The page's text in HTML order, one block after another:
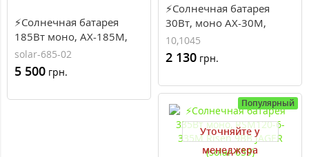
⚡Солнечная батарея
185Вт моно, AX-185M,
AXIOMA Energy (solar-
685)
solar-685-02
5 500 грн.
⚡Солнечная батарея
30Вт, моно AX-30M,
AXIOMA energy
10,1045
2 130 грн.
Популярный
Уточняйте у
менеджера